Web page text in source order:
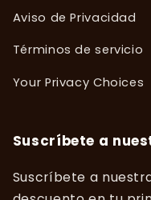
Aviso de Privacidad
Términos de servicio
Your Privacy Choices
Suscríbete a
Suscríbete a